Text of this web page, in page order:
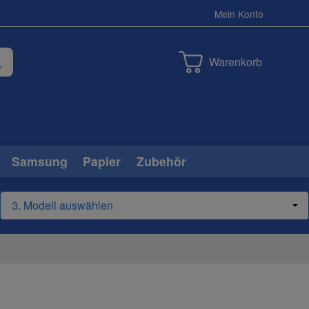
Mein Konto
Warenkorb
Samsung Papier Zubehör